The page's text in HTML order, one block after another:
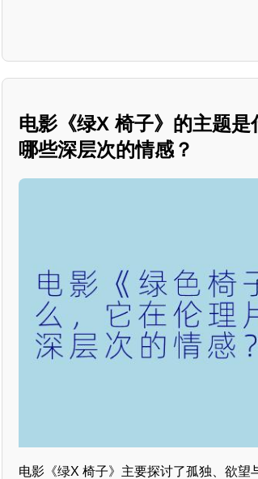
电影《绿X 椅子》的主题
哪些深层次的情感？
电影《绿X 椅子》主要探讨了孤独、欲